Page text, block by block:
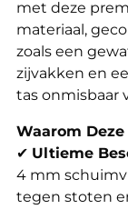
met deze
materiaal,
zoals een
zijvakken en
tas onmisbaar
Waarom Deze
✔ Ultieme
4 mm
tegen stoten